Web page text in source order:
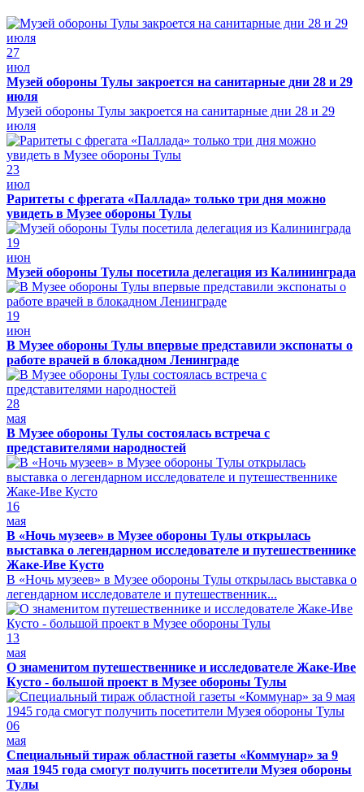
27
июл
Музей обороны Тулы закроется на санитарные дни 28 и 29
июля
Музей обороны Тулы закроется на санитарные дни 28 и 29
июля
23
июл
Раритеты с фрегата «Паллада» только три дня можно
увидеть в Музее обороны Тулы
19
июн
Музей обороны Тулы посетила делегация из Калининграда
19
июн
В Музее обороны Тулы впервые представили экспонаты о
работе врачей в блокадном Ленинграде
28
мая
В Музее обороны Тулы состоялась встреча с
представителями народностей
16
мая
В «Ночь музеев» в Музее обороны Тулы открылась
выставка о легендарном исследователе и путешественнике
Жаке-Иве Кусто
В «Ночь музеев» в Музее обороны Тулы открылась выставка о
легендарном исследователе и путешественник...
13
мая
О знаменитом путешественнике и исследователе Жаке-Иве
Кусто - большой проект в Музее обороны Тулы
06
мая
Специальный тираж областной газеты «Коммунар» за 9
мая 1945 года смогут получить посетители Музея обороны
Тулы